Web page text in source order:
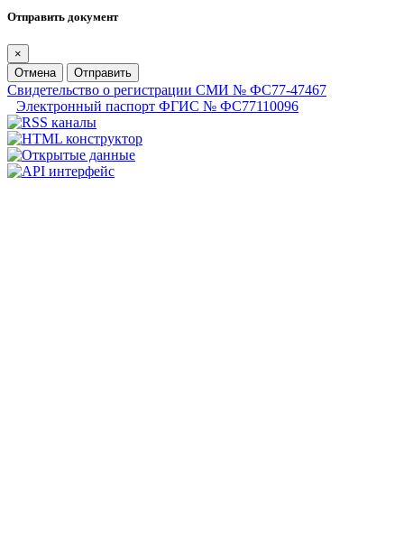
Отправить документ
×
Отмена
Отправить
Свидетельство о регистрации СМИ № ФС77-47467
Электронный паспорт ФГИС № ФС77110096